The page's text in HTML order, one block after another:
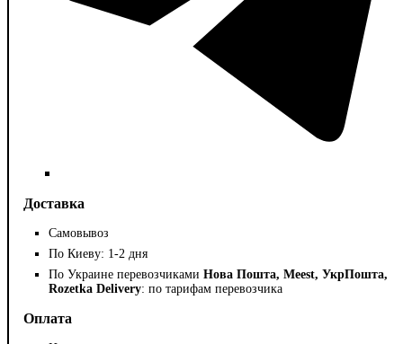
Доставка
Самовывоз
По Киеву: 1-2 дня
По Украине перевозчиками Нова Пошта, Meest, УкрПошта,
Rozetka Delivery: по тарифам перевозчика
Оплата